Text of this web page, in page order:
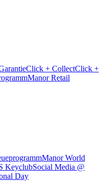
Click + CollectClick +
Manor Retail
Manor World
KeyclubSocial Media @
Day